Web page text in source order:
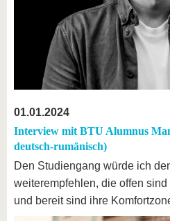
01.01.2024
Interview mit BTU Alumnus
deutsch-rumänisch)
Den Studiengang würde ich
weiterempfehlen, die offen
und bereit sind ihre